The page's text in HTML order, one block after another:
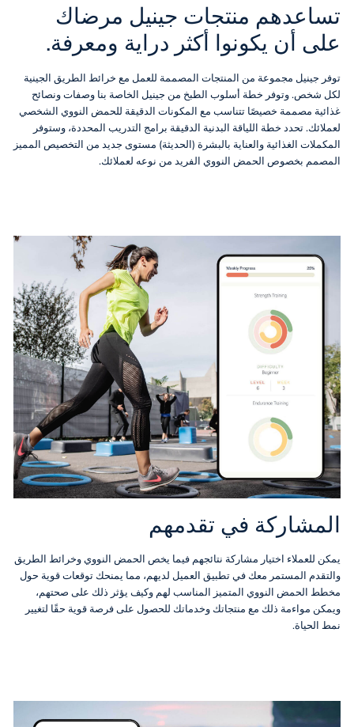
تساعدهم منتجات جينيل مرضاك
على أن يكونوا أكثر دراية ومعرفة.
توفر جينيل مجموعة من المنتجات المصممة للعمل مع خرائط الطريق الجينية
لكل شخص. وتوفر خطة أسلوب الطبخ من جينيل الخاصة بنا وصفات ونصائح
غذائية مصممة خصيصًا تتناسب مع المكونات الدقيقة للحمض النووي الشخصي
لعملائك. تحدد خطة اللياقة البدنية الدقيقة برامج التدريب المحددة، وستوفر
المكملات الغذائية والعناية بالبشرة (الحديثة) مستوى جديد من التخصيص المميز
المصمم بخصوص الحمض النووي الفريد من نوعه لعملائك.
المشاركة في تقدمهم
يمكن للعملاء اختيار مشاركة نتائجهم فيما يخص الحمض النووي وخرائط الطريق
والتقدم المستمر معك في تطبيق العميل لديهم، مما يمنحك توقعات قوية حول
مخطط الحمض النووي المتميز المناسب لهم وكيف يؤثر ذلك على صحتهم،
ويمكن مواءمة ذلك مع منتجاتك وخدماتك للحصول على فرصة قوية حقًا لتغيير
نمط الحياة.